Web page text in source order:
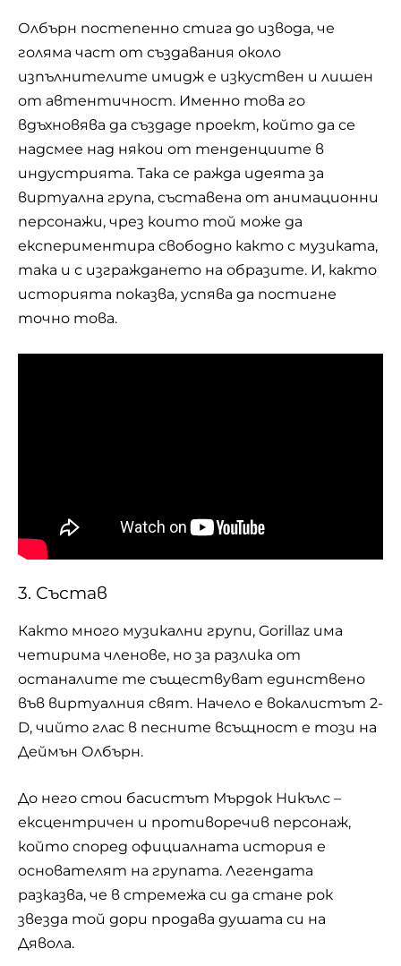
Олбърн постепенно стига до извода, че
голяма част от създавания около
изпълнителите имидж е изкуствен и лишен
от автентичност. Именно това го
вдъхновява да създаде проект, който да се
надсмее над някои от тенденциите в
индустрията. Така се ражда идеята за
виртуална група, съставена от анимационни
персонажи, чрез които той може да
експериментира свободно както с музиката,
така и с изграждането на образите. И, както
историята показва, успява да постигне
точно това.
3. Състав
Както много музикални групи, Gorillaz има
четирима членове, но за разлика от
останалите те съществуват единствено
във виртуалния свят. Начело е вокалистът 2-
D, чийто глас в песните всъщност е този на
Деймън Олбърн.
До него стои басистът Мърдок Никълс –
ексцентричен и противоречив персонаж,
който според официалната история е
основателят на групата. Легендата
разказва, че в стремежа си да стане рок
звезда той дори продава душата си на
Дявола.